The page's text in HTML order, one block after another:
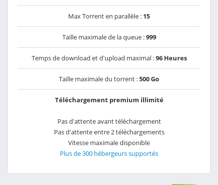
Max Torrent en parallèle : 15
Taille maximale de la queue :999
Temps de download et d'upload maximal :96 Heures
Taille maximale du torrent :500 Go
Téléchargement premium illimité
Pas d'attente avant téléchargement
Pas d'attente entre 2 téléchargements
Vitesse maximale disponible
Plus de 300 hébergeurs supportés